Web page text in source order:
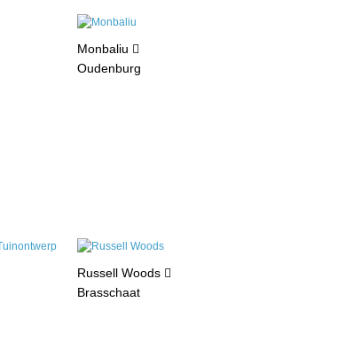
Monbaliu
Oudenburg
Russell Woods
Brasschaat